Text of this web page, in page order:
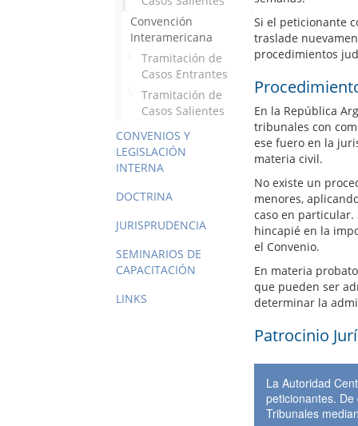
Convención
Interamericana
Tramitación de
Casos Entrantes
Tramitación de
Casos Salientes
CONVENIOS Y
LEGISLACIÓN
INTERNA
DOCTRINA
JURISPRUDENCIA
SEMINARIOS DE
CAPACITACIÓN
LINKS
Si el peticionante
traslade
procedimientos
En la República
tribunales con
ese fuero en la
materia civil.
No existe un
menores,
caso en particular.
hincapié en la
el Convenio.
En materia
que pueden ser
determinar la
Patrocinio
La Autoridad
peticionantes.
Tribunales